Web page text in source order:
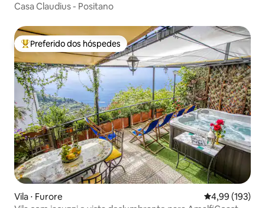
Casa Claudius - Positano
Entre os melhores preferidos dos hóspedes
Preferido dos hóspedes
Vila ⋅ Furore 4,99 de uma
4,99 (193)